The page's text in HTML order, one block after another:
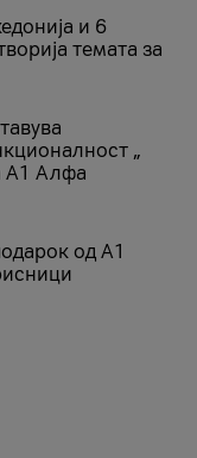
и 6
темата за
„
А1 Алфа
од А1